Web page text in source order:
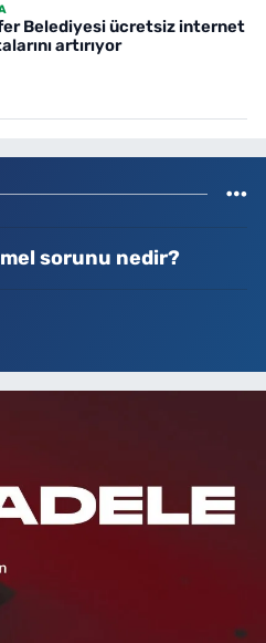
Belediyesi ücretsiz internet
artırıyor
sorunu nedir?